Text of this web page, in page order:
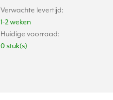
Verwachte levertijd:
1-2 weken
Huidige voorraad:
0 stuk(s)